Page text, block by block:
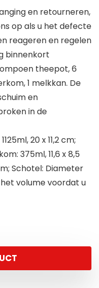
en retourneren,
op als u het defecte
reageren en regelen
binnenkort
theepot, 6
1 melkkan. De
en
in de
20 x 11,2 cm;
375ml, 11,6 x 8,5
Schotel: Diameter
volume voordat u